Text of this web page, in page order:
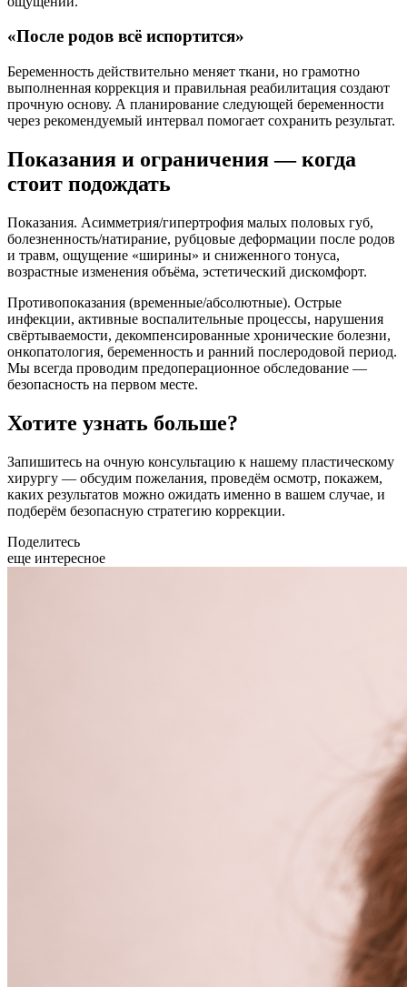
«После родов всё испортится»
Беременность действительно меняет ткани, но грамотно
выполненная коррекция и правильная реабилитация создают
прочную основу. А планирование следующей беременности
через рекомендуемый интервал помогает сохранить результат.
Показания и ограничения — когда
стоит подождать
Показания. Асимметрия/гипертрофия малых половых губ,
болезненность/натирание, рубцовые деформации после родов
и травм, ощущение «ширины» и сниженного тонуса,
возрастные изменения объёма, эстетический дискомфорт.
Противопоказания (временные/абсолютные). Острые
инфекции, активные воспалительные процессы, нарушения
свёртываемости, декомпенсированные хронические болезни,
онкопатология, беременность и ранний послеродовой период.
Мы всегда проводим предоперационное обследование —
безопасность на первом месте.
Хотите узнать больше?
Запишитесь на очную консультацию к нашему пластическому
хирургу — обсудим пожелания, проведём осмотр, покажем,
каких результатов можно ожидать именно в вашем случае, и
подберём безопасную стратегию коррекции.
Поделитесь
еще интересное